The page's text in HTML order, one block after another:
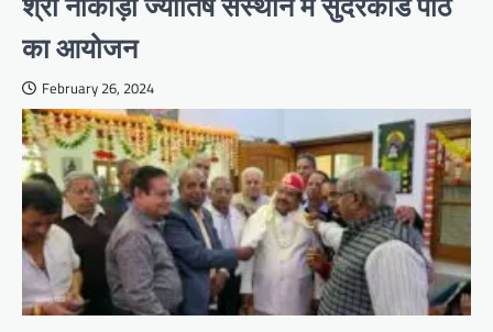
का आयोजन
February 26, 2024